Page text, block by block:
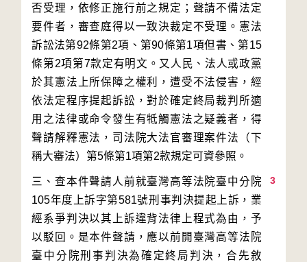
否受理，依修正施行前之規定；聲請不備法定
要件者，審查庭得以一致決裁定不受理。憲法
訴訟法第92條第2項、第90條第1項但書、第15
條第2項第7款定有明文。又人民、法人或政黨
於其憲法上所保障之權利，遭受不法侵害，經
依法定程序提起訴訟，對於確定終局裁判所適
用之法律或命令發生有牴觸憲法之疑義者，得
聲請解釋憲法，司法院大法官審理案件法（下
3
三、查本件聲請人前就臺灣高等法院臺中分院
105年度上訴字第581號刑事判決提起上訴，業
經系爭判決以其上訴違背法律上程式為由，予
以駁回。是本件聲請，應以前開臺灣高等法院
臺中分院刑事判決為確定終局判決，合先敘